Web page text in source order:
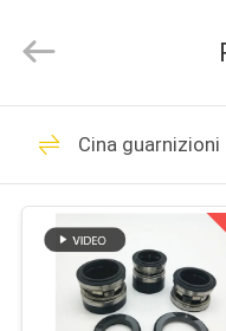
CASA
PRODOTTI
VIDEO
Trade
Rights
pompa
Cina